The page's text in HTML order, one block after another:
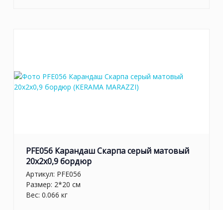
PFE056 Карандаш Скарпа серый матовый
20x2x0,9 бордюр
Артикул: PFE056
Размер: 2*20 см
Вес: 0.066 кг